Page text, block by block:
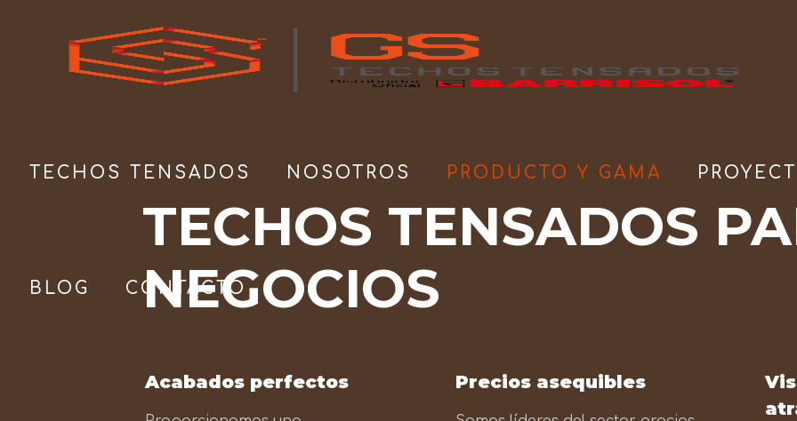
TECHOS TENSADOS NOSOTROS PRODUCTO Y GAMA
BLOG CONTACTO
TECHOS TENSADOS
NEGOCIOS
Acabados perfectos Precios asequibles